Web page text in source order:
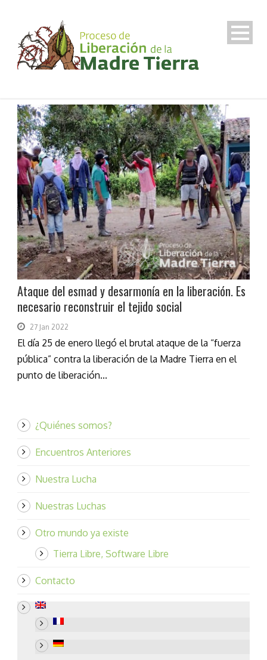
Ataque del esmad y desarmonía en la liberación. Es
necesario reconstruir el tejido social
27 Jan 2022
El día 25 de enero llegó el brutal ataque de la “fuerza
pública” contra la liberación de la Madre Tierra en el
punto de liberación...
¿Quiénes somos?
Encuentros Anteriores
Nuestra Lucha
Nuestras Luchas
Otro mundo ya existe
Tierra Libre, Software Libre
Contacto